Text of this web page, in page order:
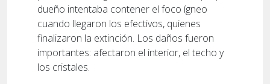
dueño intentaba contener el foco ígneo
cuando llegaron los efectivos, quienes
finalizaron la extinción. Los daños fueron
importantes: afectaron el interior, el techo y
los cristales.